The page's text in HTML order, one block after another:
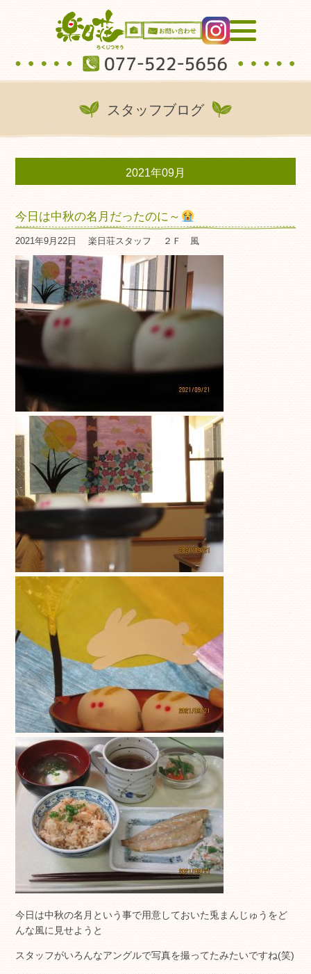
スタッフブログ
2021年09月
今日は中秋の名月だったのに～
2021年9月22日 楽日荘スタッフ ２Ｆ 風
今日は中秋の名月という事で用意しておいた兎まんじゅうをど
んな風に見せようと
スタッフがいろんなアングルで写真を撮ってたみたいですね(笑)